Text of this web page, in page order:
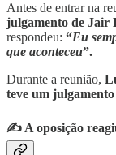
Antes de entrar na
julgamento de Jair
respondeu: “Eu
que aconteceu”.
Durante a reunião,
teve um
✍️ A oposição